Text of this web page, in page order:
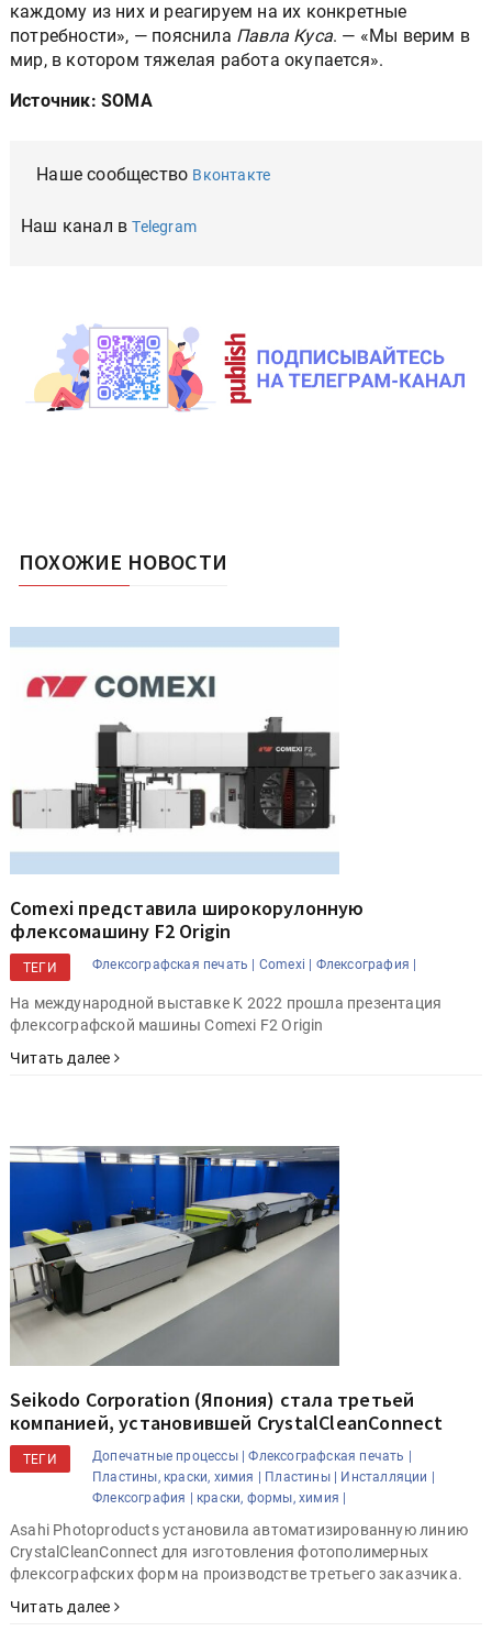
каждому из них и реагируем на их конкретные
потребности», — пояснила Павла Куса. — «Мы верим в
мир, в котором тяжелая работа окупается».
Источник: SOMA
Наше сообщество Вконтакте
Наш канал вTelegram
ПОХОЖИЕ НОВОСТИ
Comexi представила широкорулонную
флексомашину F2 Origin
ТЕГИ Флексографская печать | Comexi | Флексография |
На международной выставке K 2022 прошла презентация
флексографской машины Comexi F2 Origin
Читать далее
Seikodo Corporation (Япония) стала третьей
компанией, установившей CrystalCleanConnect
ТЕГИ Допечатные процессы | Флексографская печать |
Пластины, краски, химия | Пластины | Инсталляции |
Флексография | краски, формы, химия |
Asahi Photoproducts установила автоматизированную линию
CrystalCleanConnect для изготовления фотополимерных
флексографских форм на производстве третьего заказчика.
Читать далее